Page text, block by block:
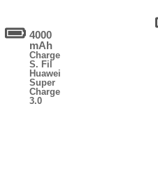
4000
mAh
Charge
S. Fil
Huawei
Super
Charge
3.0